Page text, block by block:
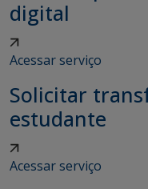
digital
Acessar serviço
Solicitar
estudante
Acessar serviço